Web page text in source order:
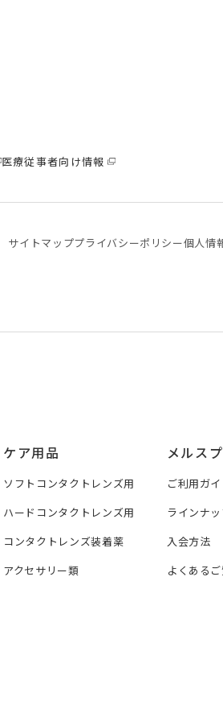
医療従事者向け情報
サイトマッププライバシーポリシー個⼈情
ケア用品
ソフトコンタクトレンズ用
ハードコンタクトレンズ用
コンタクトレンズ装着薬
アクセサリー類
メルス
ご利用ガイ
ラインナッ
入会方法
よくある